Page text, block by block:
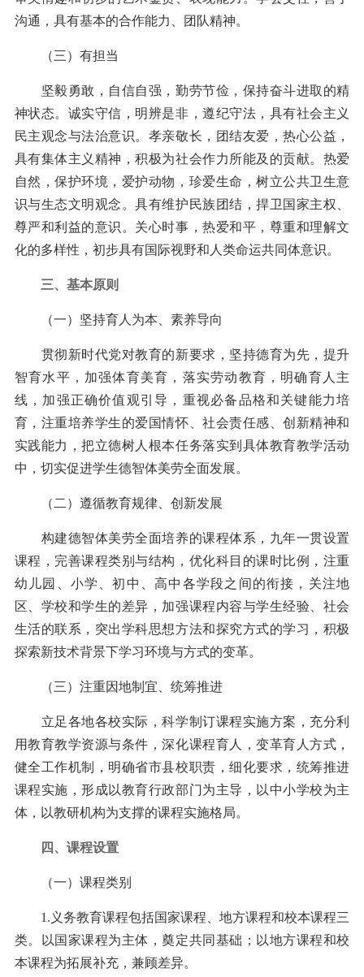
沟通，具有基本的合作能力、团队精神。
（三）有担当
坚毅勇敢，自信自强，勤劳节俭，保持奋斗进取的精
神状态。诚实守信，明辨是非，遵纪守法，具有社会主义
民主观念与法治意识。孝亲敬长，团结友爱，热心公益，
具有集体主义精神，积极为社会作力所能及的贡献。热爱
自然，保护环境，爱护动物，珍爱生命，树立公共卫生意
识与生态文明观念。具有维护民族团结，捍卫国家主权、
尊严和利益的意识。关心时事，热爱和平，尊重和理解文
化的多样性，初步具有国际视野和人类命运共同体意识。
三、基本原则
（一）坚持育人为本、素养导向
贯彻新时代党对教育的新要求，坚持德育为先，提升
智育水平，加强体育美育，落实劳动教育，明确育人主
线，加强正确价值观引导，重视必备品格和关键能力培
育，注重培养学生的爱国情怀、社会责任感、创新精神和
实践能力，把立德树人根本任务落实到具体教育教学活动
中，切实促进学生德智体美劳全面发展。
（二）遵循教育规律、创新发展
构建德智体美劳全面培养的课程体系，九年一贯设置
课程，完善课程类别与结构，优化科目的课时比例，注重
幼儿园、小学、初中、高中各学段之间的衔接，关注地
区、学校和学生的差异，加强课程内容与学生经验、社会
生活的联系，突出学科思想方法和探究方式的学习，积极
探索新技术背景下学习环境与方式的变革。
（三）注重因地制宜、统筹推进
立足各地各校实际，科学制订课程实施方案，充分利
用教育教学资源与条件，深化课程育人，变革育人方式，
健全工作机制，明确省市县校职责，细化要求，统筹推进
课程实施，形成以教育行政部门为主导，以中小学校为主
体，以教研机构为支撑的课程实施格局。
四、课程设置
（一）课程类别
1.义务教育课程包括国家课程、地方课程和校本课程三
类。以国家课程为主体，奠定共同基础；以地方课程和校
本课程为拓展补充，兼顾差异。